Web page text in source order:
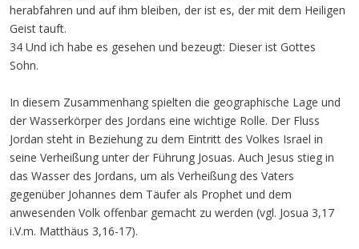
herabfahren und auf ihm bleiben, der ist es, der mit dem Heiligen
Geist tauft.
34 Und ich habe es gesehen und bezeugt: Dieser ist Gottes
Sohn.
In diesem Zusammenhang spielten die geographische Lage und
der Wasserkörper des Jordans eine wichtige Rolle. Der Fluss
Jordan steht in Beziehung zu dem Eintritt des Volkes Israel in
seine Verheißung unter der Führung Josuas. Auch Jesus stieg in
das Wasser des Jordans, um als Verheißung des Vaters
gegenüber Johannes dem Täufer als Prophet und dem
anwesenden Volk offenbar gemacht zu werden (vgl. Josua 3,17
i.V.m. Matthäus 3,16-17).